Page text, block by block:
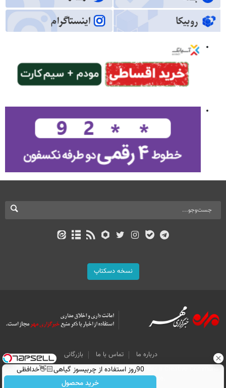
نسخه دسکتاپ
درباره ما تماس با ما
بازرگانی
All Content by Mehr News Agency is licensed under a Creative Commons
Attribution 4.0 International License.
90روز استفاده از چربیسوز گیاهی👋🏻خدافظی
همیشگی با چاقی!خرید با تخفیف
خرید محصول